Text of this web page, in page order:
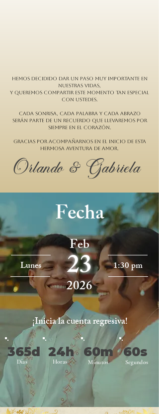
Hemos decidido dar un paso muy importante en
nuestras vidas,
y queremos compartir este momento tan especial
con ustedes.
Cada sonrisa, cada palabra y cada abrazo
serán parte de un recuerdo que llevaremos por
siempre en el corazón.
Gracias por acompañarnos en el inicio de esta
hermosa aventura de amor.
Orlando & Gabriela
Fecha
Lunes 23
Feb
2026
1:30 pm
¡Inicia la cuenta regresiva!
Días Horas Minutos Segundos
365d 24h 60m 60s